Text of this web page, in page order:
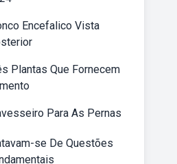
Encefalico Vista
Plantas Que Fornecem
Para As Pernas
se De Questões